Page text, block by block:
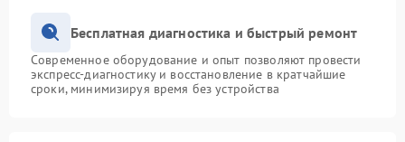
Бесплатная диагностика и быстрый ремонт
Современное оборудование и опыт позволяют провести
экспресс-диагностику и восстановление в кратчайшие
сроки, минимизируя время без устройства